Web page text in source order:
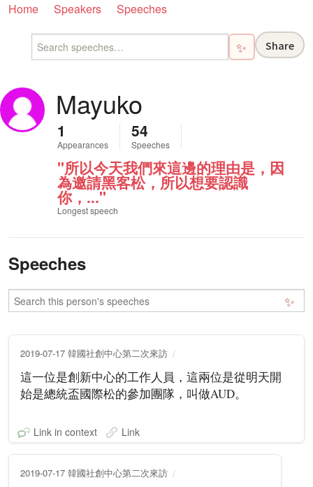
Home Speakers Speeches
✨ Share
Mayuko
1
Appearances
54
Speeches
"所以今天我們來這邊的理由是，因
為邀請黑客松，所以想要認識
你，..."
Longest speech
Speeches
✨
2019-07-17 韓國社創中心第二次來訪
這一位是創新中心的工作人員，這兩位是從明天開
始是總統盃國際松的參加團隊，叫做AUD。
Link in context Link
2019-07-17 韓國社創中心第二次來訪